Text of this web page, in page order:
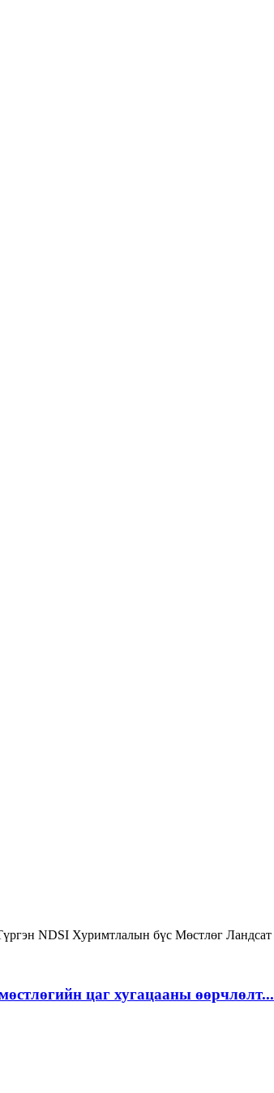
NDSI Хуримтлалын бүс Мөстлөг Ландсат
цаг хугацааны өөрчлөлт...